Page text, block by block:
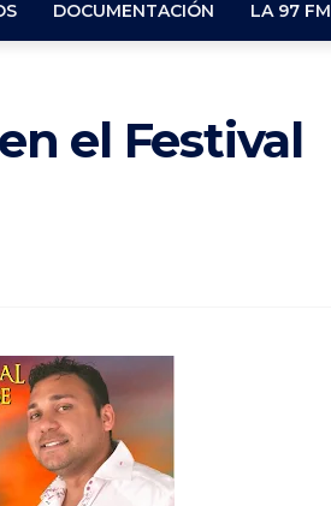
DOCUMENTACIÓN LA 97 FM
el Festival